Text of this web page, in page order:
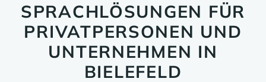
SPRACHLÖSUNGEN FÜR
PRIVATPERSONEN UND
UNTERNEHMEN IN
BIELEFELD